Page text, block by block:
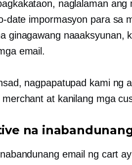
naglalaman ang
date impormasyon para sa
ginagawang naaaksyunan,
email.
nagpapatupad kami ng
merchant at kanilang mga
na
email ng cart